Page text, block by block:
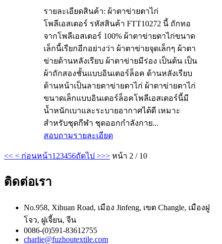
รายละเอียดสินค้า: ผ้าตาข่ายตาไก่
โพลีเอสเตอร์ รหัสสินค้า FTT10272 นี้ ถักทอ
จากโพลีเอสเตอร์ 100% ผ้าตาข่ายตาไก่ขนาด
เล็กนี้เรียกอีกอย่างว่า ผ้าตาข่ายจุดเล็กๆ ผ้าตา
ข่ายด้านหลังเรียบ ผ้าตาข่ายมีร่อง เป็นต้น เป็น
ผ้าถักสองชั้นแบบอินเตอร์ล็อค ด้านหลังเรียบ
ด้านหน้าเป็นลายตาข่ายตาไก่ ผ้าตาข่ายตาไก่
ขนาดเล็กแบบอินเตอร์ล็อคโพลีเอสเตอร์นี้มี
น้ำหนักเบาและระบายอากาศได้ดี เหมาะ
สำหรับชุดกีฬา ชุดออกกำลังกาย...
สอบถามรายละเอียด
<< < ก่อนหน้า1 23456ถัดไป >>> หน้า 2 / 10
ติดต่อเรา
No.958, Xihuan Road, เมือง Jinfeng, เขต Changle, เมืองฝู
โจว, ฝูเจี้ยน, จีน
0086-(0)591-83612755
charlie@fuzhoutextile.com